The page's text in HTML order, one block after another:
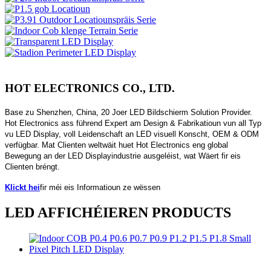
HOT ELECTRONICS CO., LTD.
Base zu Shenzhen, China, 20 Joer LED Bildschierm Solution Provider.
Hot Electronics ass führend Expert am Design & Fabrikatioun vun all Typ
vu LED Display, voll Leidenschaft an LED visuell Konscht, OEM & ODM
verfügbar. Mat Clienten weltwäit huet Hot Electronics eng global
Bewegung an der LED Displayindustrie ausgeléist, wat Wäert fir eis
Clienten bréngt.
Klickt heifir méi eis Informatioun ze wëssen
LED AFFICHÉIEREN PRODUCTS